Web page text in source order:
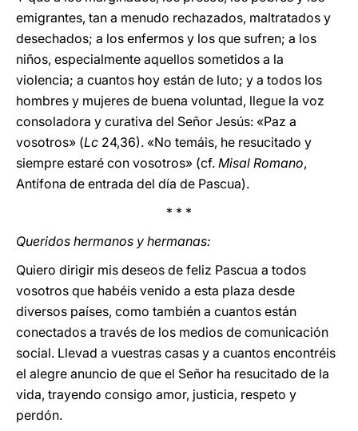
emigrantes, tan a menudo rechazados, maltratados y
desechados; a los enfermos y los que sufren; a los
niños, especialmente aquellos sometidos a la
violencia; a cuantos hoy están de luto; y a todos los
hombres y mujeres de buena voluntad, llegue la voz
consoladora y curativa del Señor Jesús: «Paz a
vosotros» (Lc 24,36). «No temáis, he resucitado y
siempre estaré con vosotros» (cf. Misal Romano,
Antífona de entrada del día de Pascua).
* * *
Queridos hermanos y hermanas:
Quiero dirigir mis deseos de feliz Pascua a todos
vosotros que habéis venido a esta plaza desde
diversos países, como también a cuantos están
conectados a través de los medios de comunicación
social. Llevad a vuestras casas y a cuantos encontréis
el alegre anuncio de que el Señor ha resucitado de la
vida, trayendo consigo amor, justicia, respeto y
perdón.